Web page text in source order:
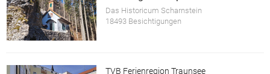
Das Historicum Scharnstein
18493 Besichtigungen
TVB Ferienregion Traunsee